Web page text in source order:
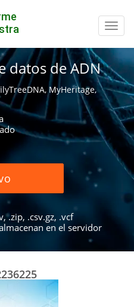
datos de ADN
MyHeritage,
.zip, .csv.gz, .vcf
en el servidor